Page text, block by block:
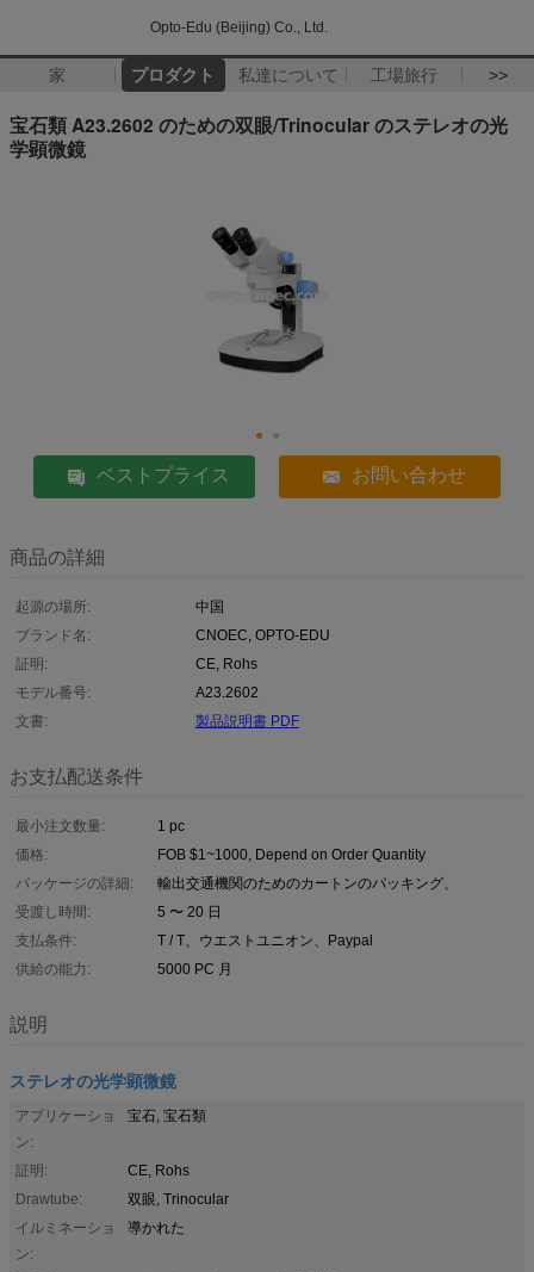
Opto-Edu (Beijing) Co., Ltd.
家 プロダクト 私達について 工場旅行 >>
宝石類 A23.2602 のための双眼/Trinocular のステレオの光
学顕微鏡
ベストプライス お問い合わせ
商品の詳細
起源の場所:
中国
ブランド名:
CNOEC, OPTO-EDU
証明:
CE, Rohs
モデル番号:
A23.2602
文書:
製品説明書 PDF
お支払配送条件
最小注文数量:
1 pc
価格:
FOB $1~1000, Depend on Order Quantity
パッケージの詳細:
輸出交通機関のためのカートンのパッキング、
受渡し時間:
5 〜 20 日
支払条件:
T / T、ウエストユニオン、Paypal
供給の能力:
5000 PC 月
説明
ステレオの光学顕微鏡
アプリケーショ
ン:
宝石, 宝石類
証明:
CE, Rohs
Drawtube:
双眼, Trinocular
イルミネーショ
ン:
導かれた